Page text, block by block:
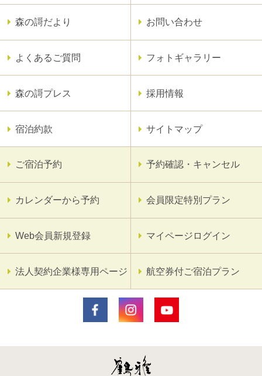
森の謌だより お問い合わせ
よくあるご質問 フォトギャラリー
森の謌プレス 採用情報
宿泊約款 サイトマップ
ご宿泊予約 予約確認・キャンセル
カレンダーから予約 会員限定特別プラン
Web会員新規登録 マイページログイン
法人契約企業様専用ページ 航空券付ご宿泊プラン